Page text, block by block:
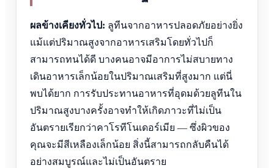
ผลข้างเคียงทั่วไป: ลูทีนจากอาหารปลอดภัยอย่างยิ่ง
แม้แต่ปริมาณสูงจากอาหารเสริมโดยทั่วไปก็
สามารถทนได้ดี บางคนอาจมีอาการไม่สบายทาง
เดินอาหารเล็กน้อยในปริมาณเสริมที่สูงมาก แต่นี่
พบได้ยาก การรับประทานอาหารที่อุดมด้วยลูทีนใน
ปริมาณสูงบางครั้งอาจทำให้เกิดภาวะที่ไม่เป็น
อันตรายเรียกว่าคาโรทีโนเดอร์เมีย — ซึ่งผิวของ
คุณจะมีสีเหลืองเล็กน้อย สิ่งนี้สามารถกลับคืนได้
อย่างสมบูรณ์และไม่เป็นอันตราย